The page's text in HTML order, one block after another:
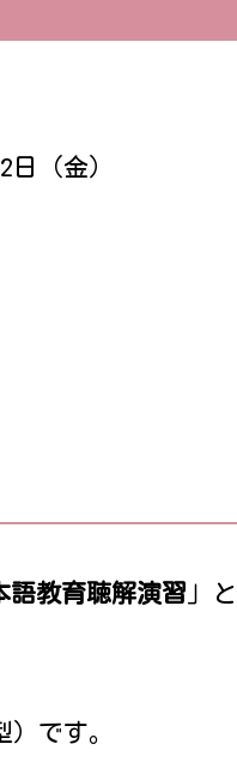
（金）
語教育聴解演習 」と
です。